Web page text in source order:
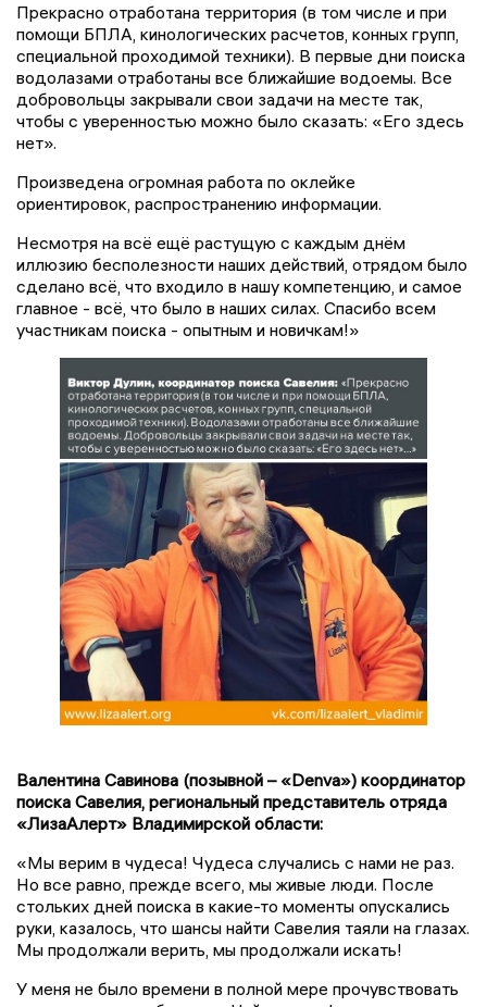
Прекрасно отработана территория (в том числе и при
помощи БПЛА, кинологических расчетов, конных групп,
специальной проходимой техники). В первые дни поиска
водолазами отработаны все ближайшие водоемы. Все
добровольцы закрывали свои задачи на месте так,
чтобы с уверенностью можно было сказать: «Его здесь
нет».
Произведена огромная работа по оклейке
ориентировок, распространению информации.
Несмотря на всё ещё растущую с каждым днём
иллюзию бесполезности наших действий, отрядом было
сделано всё, что входило в нашу компетенцию, и самое
главное - всё, что было в наших силах. Спасибо всем
участникам поиска - опытным и новичкам!»
Валентина Савинова (позывной – «Denva») координатор
поиска Савелия, региональный представитель отряда
«ЛизаАлерт» Владимирской области:
«Мы верим в чудеса! Чудеса случались с нами не раз.
Но все равно, прежде всего, мы живые люди. После
стольких дней поиска в какие-то моменты опускались
руки, казалось, что шансы найти Савелия таяли на глазах.
Мы продолжали верить, мы продолжали искать!
У меня не было времени в полной мере прочувствовать